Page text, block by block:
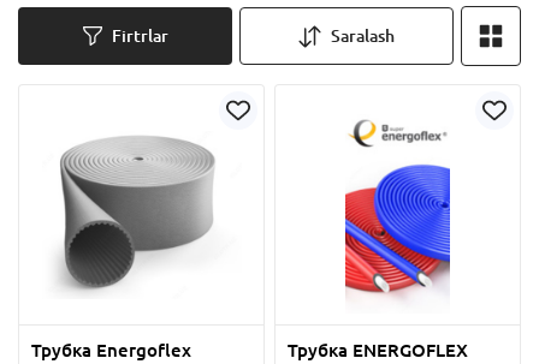
Firtrlar Saralash
Трубка Energoflex
Трубка ENERGOFLEX